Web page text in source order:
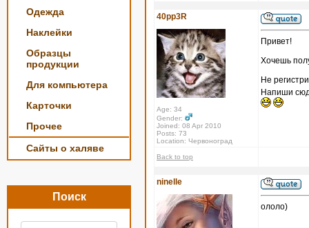
Одежда
Наклейки
Образцы
продукции
Для компьютера
Карточки
Прочее
Сайты о халяве
Поиск
40pp3R
Age: 34
Gender:
Joined: 08 Apr 2010
Posts: 73
Location: Червоноград
Привет!
Хочешь
Не
Напиши
Back to top
ninelle
ололо)